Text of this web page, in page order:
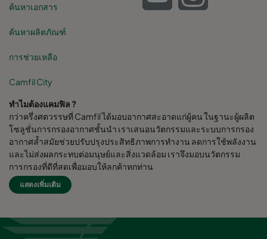
ค้นหาเอกสาร
ค้นหาผลิตภัณฑ์
การช่วยเหลือ
Camfil City
ทำไมต้องแคมฟิล ?
กว่าครึ่งศตวรรษที่ Camfil ได้มอบอากาศสะอาดแก่ผู้คน ในฐานะผู้ผลิต
โซลูชั่นการกรองอากาศชั้นนำ เราเสนอนวัตกรรมและระบบการกรอง
อากาศล้ำสมัยช่วยปรับปรุงประสิทธิภาพการทำงาน ลดการใช้พลังงาน
และไม่ส่งผลกระทบต่อมนุษย์และสิ่งแวดล้อม เราจึงมอบนวัตกรรม
การกรองที่ดีที่สุดเพื่อมอบให้ลูกค้าทุกท่าน
Camfil Group สำนักงานใหญ่ตั้งอยู่ใน Stockholm, Sweden มี
ได้ให้บริการและสนุยสนุนลูกค้าในหลากหลายอุตสาหกรรมและชุมชน
แสดงเพิ่มเติม